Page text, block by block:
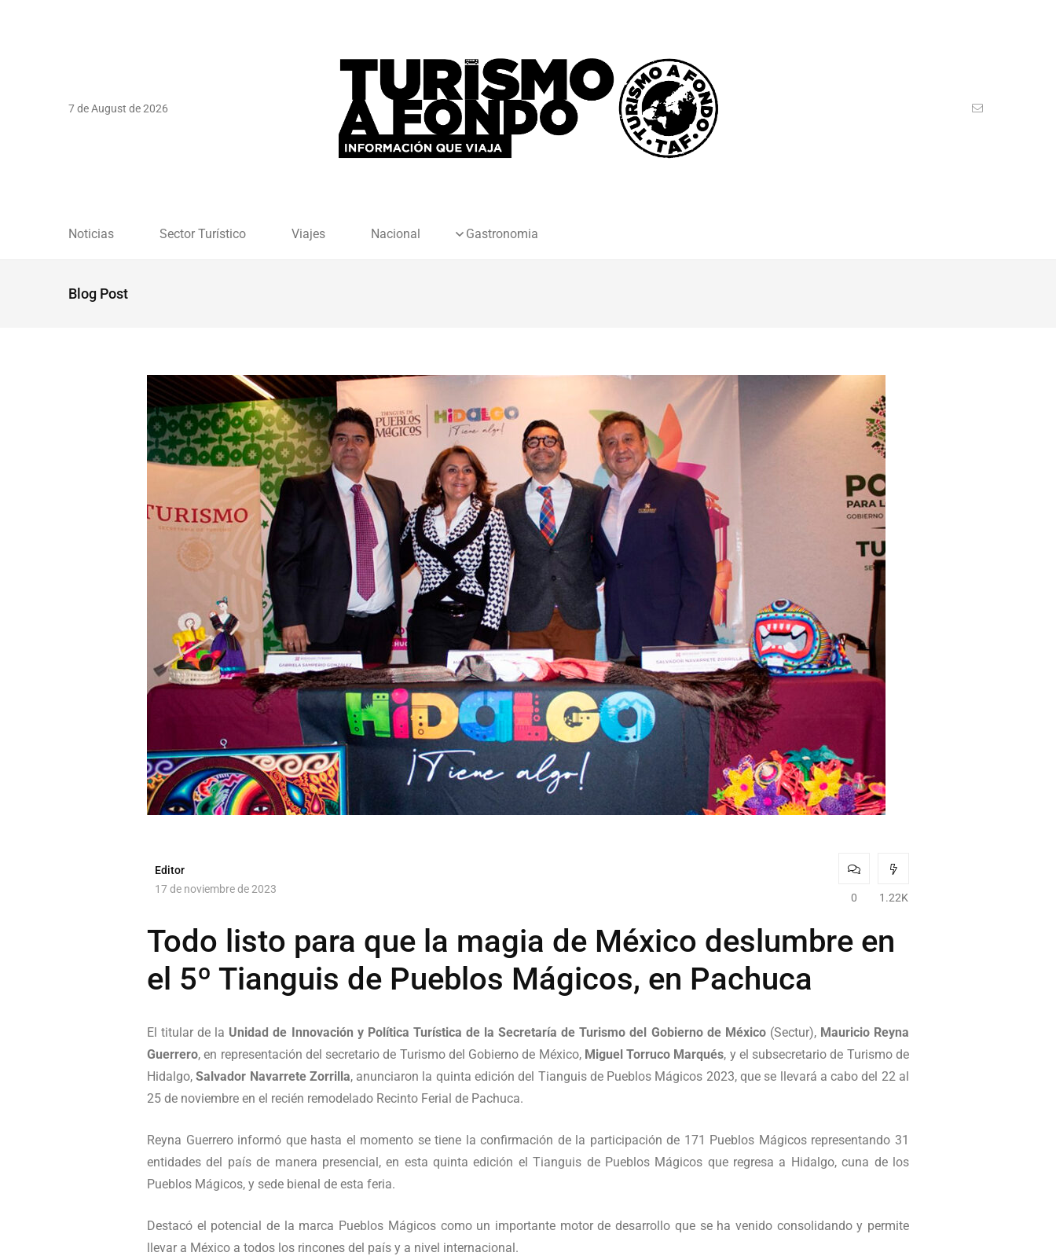
7 de August de 2026
Noticias Sector Turístico Viajes Nacional Gastronomia
Blog Post
Editor
17 de noviembre de 2023
0 1.22K
Todo listo para que la magia de México deslumbre en
el 5º Tianguis de Pueblos Mágicos, en Pachuca
El titular de la Unidad de Innovación y Política Turística de la Secretaría de Turismo del Gobierno de México(Sectur), Mauricio Reyna
Guerrero, en representación del secretario de Turismo del Gobierno de México, Miguel Torruco Marqués, y el subsecretario de Turismo de
Hidalgo,Salvador Navarrete Zorrilla, anunciaron la quinta edición del Tianguis de Pueblos Mágicos 2023, que se llevará a cabo del 22 al
25 de noviembre en el recién remodelado Recinto Ferial de Pachuca.
Reyna Guerrero informó que hasta el momento se tiene la confirmación de la participación de 171 Pueblos Mágicos representando 31
entidades del país de manera presencial, en esta quinta edición el Tianguis de Pueblos Mágicos que regresa a Hidalgo, cuna de los
Pueblos Mágicos, y sede bienal de esta feria.
Destacó el potencial de la marca Pueblos Mágicos como un importante motor de desarrollo que se ha venido consolidando y permite
llevar a México a todos los rincones del país y a nivel internacional.